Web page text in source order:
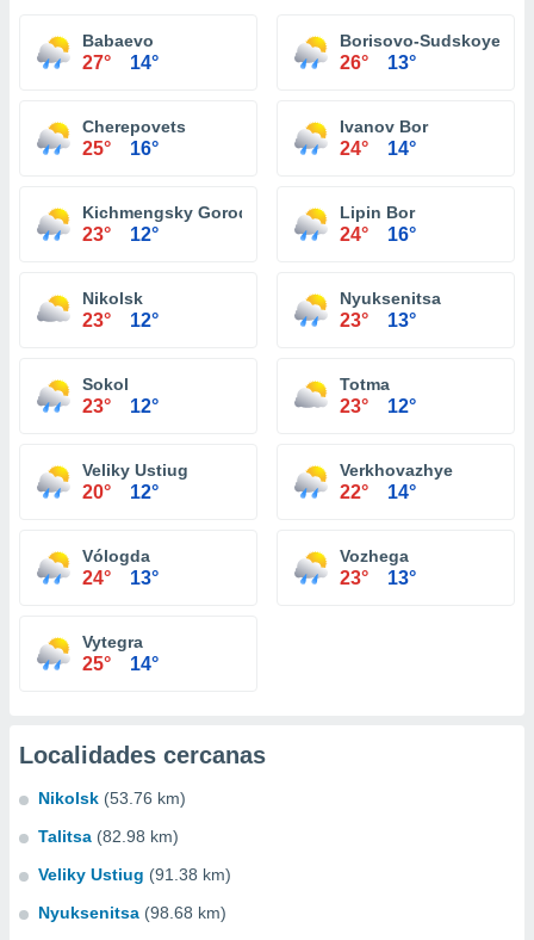
Babaevo
27° 14°
Borisovо-Sudskoye
26° 13°
Cherepovets
25° 16°
Ivanov Bor
24° 14°
Kichmengsky Gorodok
23° 12°
Lipin Bor
24° 16°
Nikolsk
23° 12°
Nyuksenitsa
23° 13°
Sokol
23° 12°
Totma
23° 12°
Veliky Ustiug
20° 12°
Verkhovazhye
22° 14°
Vólogda
24° 13°
Vozhega
23° 13°
Vytegra
25° 14°
Localidades cercanas
Nikolsk (53.76 km)
Talitsa (82.98 km)
Veliky Ustiug (91.38 km)
Nyuksenitsa (98.68 km)